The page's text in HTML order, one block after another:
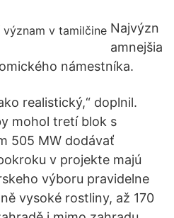
Najvýzn
amnejšia
námestníka.
realistický,“ doplnil.
mohol tretí blok s
505 MW dodávať
v projekte majú
výboru pravidelne
vysoké rostliny, až 170